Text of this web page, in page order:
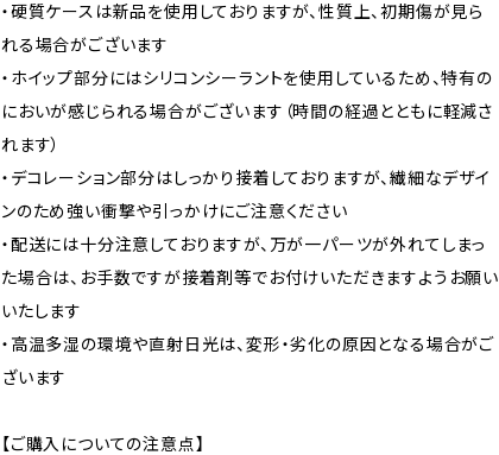
・硬質ケースは新品を使用しておりますが、性質上、初期傷が見ら
れる場合がございます
・ホイップ部分にはシリコンシーラントを使用しているため、特有の
においが感じられる場合がございます（時間の経過とともに軽減さ
れます）
・デコレーション部分はしっかり接着しておりますが、繊細なデザイ
ンのため強い衝撃や引っかけにご注意ください
・配送には十分注意しておりますが、万が一パーツが外れてしまっ
た場合は、お手数ですが接着剤等でお付けいただきますようお願い
いたします
・高温多湿の環境や直射日光は、変形・劣化の原因となる場合がご
ざいます
【ご購入についての注意点】